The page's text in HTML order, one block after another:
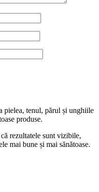
pielea, tenul, părul și unghiile
produse.
rezultatele sunt vizibile,
mai bune și mai sănătoase.